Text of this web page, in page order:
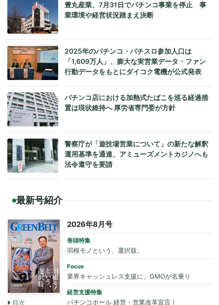
豊丸産業、7月31日でパチンコ事業を停止 事
業環境や経営状況踏まえ決断
2025年のパチンコ・パチスロ参加人口は
「1,609万人」、膨大な実営業データ・ファン
行動データをもとにダイコク電機が公式発表
パチンコ店における加熱式たばこを巡る経過措
置は現状維持へ 厚労省専門委が方針
警察庁が「遊技場営業について」の新たな解釈
運用基準を通達、アミューズメントカジノへも
法令遵守を要請
最新号紹介
目次
2026年8月号
巻頭特集
羽根モノという、選択肢。
Focus
業界キャッシュレス支援に、GMOが名乗り
経営支援特集
パチンコホール 経営・営業改革宣言！